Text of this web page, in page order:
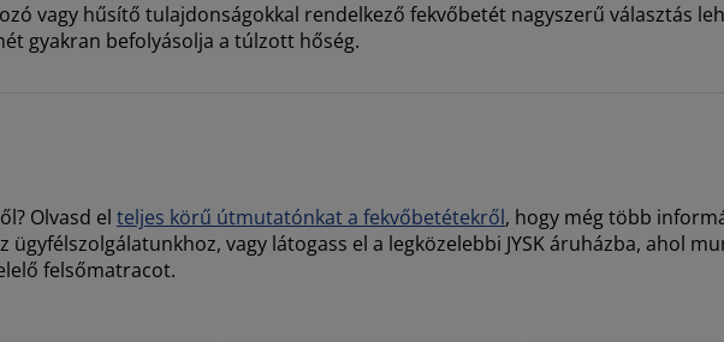
vagy hűsítő tulajdonságokkal rendelkező fekvőbetét nagyszerű választás
gyakran befolyásolja a túlzott hőség.
Olvasd el teljes körű útmutatónkat a fekvőbetétekről, hogy még több
vagy látogass el a legközelebbi JYSK áruházba, ahol
felsőmatracot.